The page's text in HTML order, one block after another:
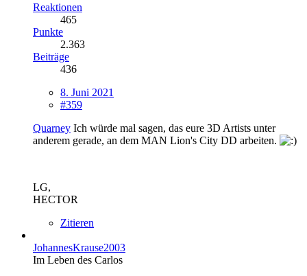
Reaktionen
465
Punkte
2.363
Beiträge
436
8. Juni 2021
#359
Quarney Ich würde mal sagen, das eure 3D Artists unter
anderem gerade, an dem MAN Lion's City DD arbeiten.
LG,
HECTOR
Zitieren
JohannesKrause2003
Im Leben des Carlos